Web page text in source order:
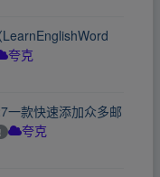
LearnEnglishWord
夸克
一款快速添加众多邮
夸克